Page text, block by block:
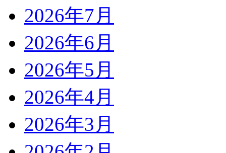
2026年7月
2026年6月
2026年5月
2026年4月
2026年3月